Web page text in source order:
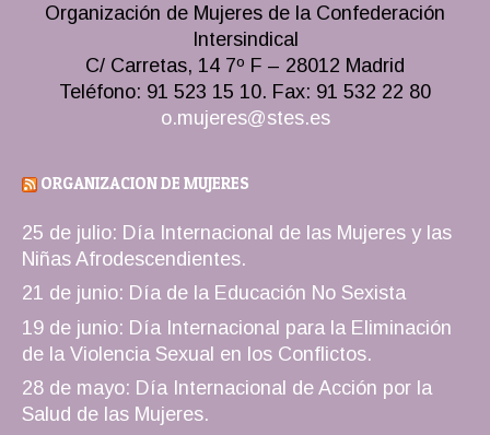
Organización de Mujeres de la Confederación
Intersindical
C/ Carretas, 14 7º F – 28012 Madrid
Teléfono: 91 523 15 10. Fax: 91 532 22 80
o.mujeres@stes.es
ORGANIZACION DE MUJERES
25 de julio: Día Internacional de las Mujeres y las
Niñas Afrodescendientes.
21 de junio: Día de la Educación No Sexista
19 de junio: Día Internacional para la Eliminación
de la Violencia Sexual en los Conflictos.
28 de mayo: Día Internacional de Acción por la
Salud de las Mujeres.